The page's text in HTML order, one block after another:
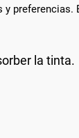
preferencias.
la tinta.